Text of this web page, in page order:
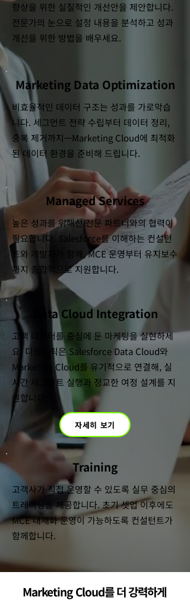
향상을 위한 실질적인 개선안을 제안합니다.
전문가의 눈으로 설정 내용을 분석하고 성과
개선을 위한 방법을 배우세요.
Marketing Data Optimization
비효율적인 데이터 구조는 성과를 가로막습
니다. 세그먼트 전략 수립부터 데이터 정리,
중복 제거까지—Marketing Cloud에 최적화
된 데이터 환경을 준비해 드립니다.
Managed Services
높은 성과를 위해선 전문 파트너와의 협력이
필요합니다. Salesforce를 이해하는 컨설턴
트와 개발자가 함께, MCE 운영부터 유지보수
까지 종합적으로 지원합니다.
Data Cloud Integration
​고객 데이터를 중심에 둔 마케팅을 실현하세
요. 디센트릭은 Salesforce Data Cloud와
Marketing Cloud를 유기적으로 연결해, 실
시간 세그먼트 실행과 정교한 여정 설계를 지
원합니다.
자세히 보기
Training
고객사가 직접 운영할 수 있도록 실무 중심의
트레이닝을 제공합니다. 초기 셋업 이후에도
MCE 내재화 운영이 가능하도록 컨설턴트가
함께합니다.
Marketing Cloud를 더 강력하게